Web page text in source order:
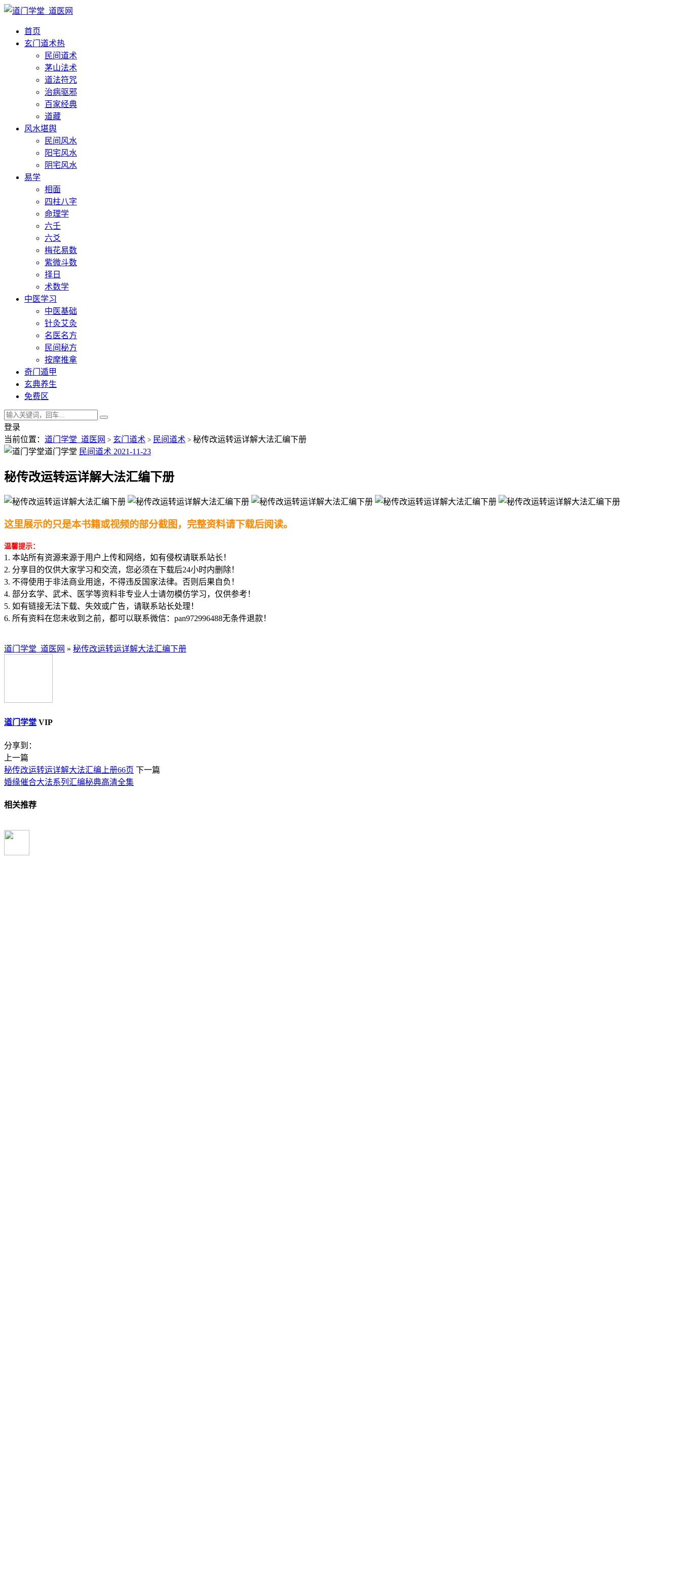
首页
玄门道术热
民间道术
茅山法术
道法符咒
治病驱邪
百家经典
道藏
风水堪舆
民间风水
阳宅风水
阴宅风水
易学
相面
四柱八字
命理学
六壬
六爻
梅花易数
紫微斗数
择日
术数学
中医学习
中医基础
针灸艾灸
名医名方
民间秘方
按摩推拿
奇门遁甲
玄典养生
免费区
登录
当前位置： 道门学堂_道医网 > 玄门道术 > 民间道术 > 秘传改运转运详解大法汇编下册
道门学堂 民间道术 2021-11-23
秘传改运转运详解大法汇编下册
这里展示的只是本书籍或视频的部分截图，完整资料请下载后阅读。
温馨提示：
1. 本站所有资源来源于用户上传和网络，如有侵权请联系站长！
2. 分享目的仅供大家学习和交流，您必须在下载后24小时内删除！
3. 不得使用于非法商业用途，不得违反国家法律。否则后果自负！
4. 部分玄学、武术、医学等资料非专业人士请勿模仿学习，仅供参考！
5. 如有链接无法下载、失效或广告，请联系站长处理！
6. 所有资料在您未收到之前，都可以联系微信：pan972996488无条件退款！
道门学堂_道医网 » 秘传改运转运详解大法汇编下册
道门学堂 VIP
分享到：
上一篇
秘传改运转运详解大法汇编上册66页 下一篇
婚缘催合大法系列汇编秘典高清全集
相关推荐